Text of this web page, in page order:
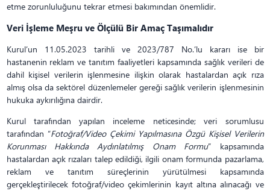
etme zorunluluğunu tekrar etmesi bakımından önemlidir.
Veri İşleme Meşru ve Ölçülü Bir Amaç Taşımalıdır
Kurul’un 11.05.2023 tarihli ve 2023/787 No.’lu kararı ise bir
hastanenin reklam ve tanıtım faaliyetleri kapsamında sağlık verileri de
dahil kişisel verilerin işlenmesine ilişkin olarak hastalardan açık rıza
almış olsa da sektörel düzenlemeler gereği sağlık verilerin işlenmesinin
hukuka aykırılığına dairdir.
Kurul tarafından yapılan inceleme neticesinde; veri sorumlusu
tarafından “Fotoğraf/Video Çekimi Yapılmasına Özgü Kişisel Verilerin
Korunması Hakkında Aydınlatılmış Onam Formu” kapsamında
hastalardan açık rızaları talep edildiği, ilgili onam formunda pazarlama,
reklam ve tanıtım süreçlerinin yürütülmesi kapsamında
gerçekleştirilecek fotoğraf/video çekimlerinin kayıt altına alınacağı ve